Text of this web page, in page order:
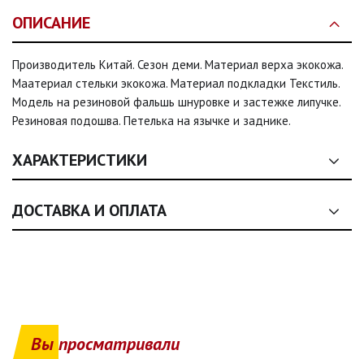
ОПИСАНИЕ
Производитель Китай. Сезон деми. Материал верха экокожа.
Маатериал стельки экокожа. Материал подкладки Текстиль.
Модель на резиновой фальшь шнуровке и застежке липучке.
Резиновая подошва. Петелька на язычке и заднике.
ХАРАКТЕРИСТИКИ
Размер: 31, 32, 33, 34, 35, 36
ДОСТАВКА И ОПЛАТА
1.2. Продавец осуществляет реализацию товаров как
Вы просматривали